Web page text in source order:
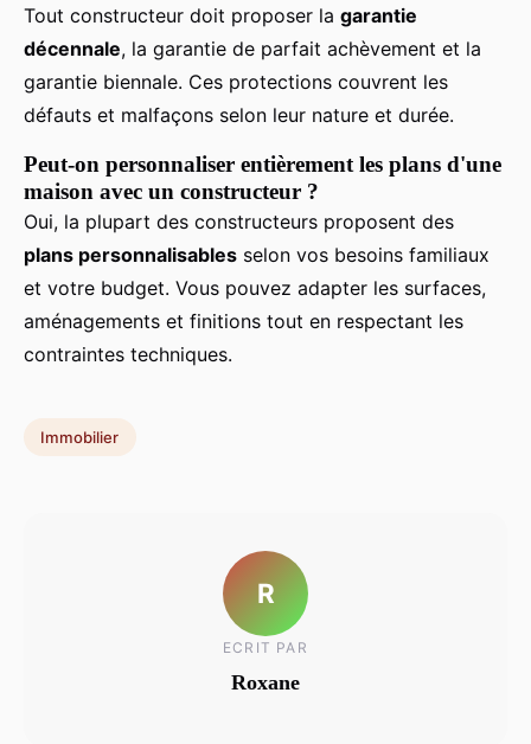
Tout constructeur doit proposer la garantie
décennale, la garantie de parfait achèvement et la
garantie biennale. Ces protections couvrent les
défauts et malfaçons selon leur nature et durée.
Peut-on personnaliser entièrement les plans d'une
maison avec un constructeur ?
Oui, la plupart des constructeurs proposent des
plans personnalisables selon vos besoins familiaux
et votre budget. Vous pouvez adapter les surfaces,
aménagements et finitions tout en respectant les
contraintes techniques.
Immobilier
R
ECRIT PAR
Roxane